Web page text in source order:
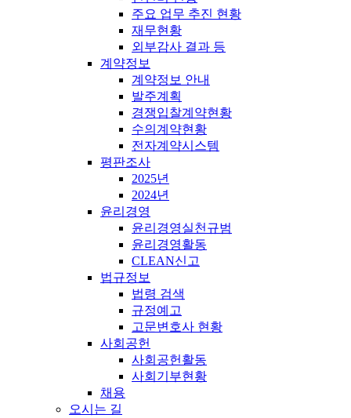
주요 업무 추진 현황
재무현황
외부감사 결과 등
계약정보
계약정보 안내
발주계획
경쟁입찰계약현황
수의계약현황
전자계약시스템
평판조사
2025년
2024년
윤리경영
윤리경영실천규범
윤리경영활동
CLEAN신고
법규정보
법령 검색
규정예고
고문변호사 현황
사회공헌
사회공헌활동
사회기부현황
채용
오시는 길